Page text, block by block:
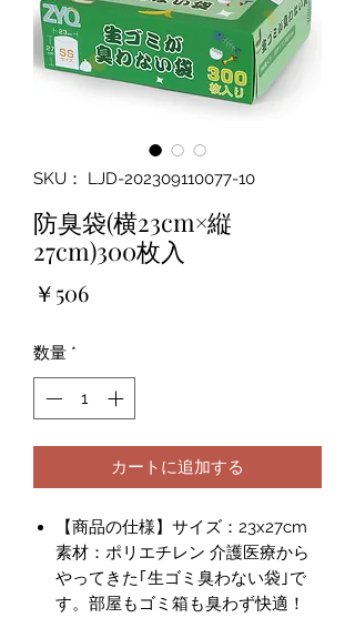
SKU： LJD-202309110077-10
防臭袋(横23cm×縦
27cm)300枚入
￥506価
数量 *
カートに追加する
【商品の仕様】サイズ：23x27cm
素材：ポリエチレン 介護医療から
やってきた｢生ゴミ臭わない袋｣で
す。部屋もゴミ箱も臭わず快適！